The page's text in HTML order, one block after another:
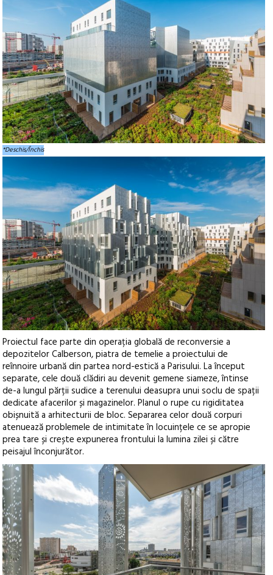
*Deschis/Închis
Proiectul face parte din operația globală de reconversie a
depozitelor Calberson, piatra de temelie a proiectului de
reînnoire urbană din partea nord-estică a Parisului. La început
separate, cele două clădiri au devenit gemene siameze, întinse
de-a lungul părții sudice a terenului deasupra unui soclu de spații
dedicate afacerilor și magazinelor. Planul o rupe cu rigiditatea
obișnuită a arhitecturii de bloc. Separarea celor două corpuri
atenuează problemele de intimitate în locuințele ce se apropie
prea tare și crește expunerea frontului la lumina zilei și către
peisajul înconjurător.